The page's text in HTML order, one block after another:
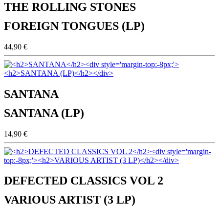
THE ROLLING STONES
FOREIGN TONGUES (LP)
44,90 €
SANTANA
SANTANA (LP)
14,90 €
DEFECTED CLASSICS VOL 2
VARIOUS ARTIST (3 LP)